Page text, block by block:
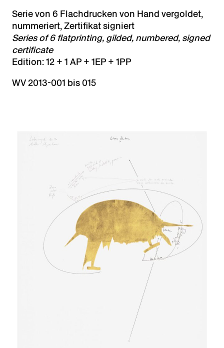
Serie von 6 Flachdrucken von Hand vergoldet,
nummeriert, Zertifikat signiert
Series of 6 flatprinting, gilded, numbered, signed
certificate
Edition: 12 + 1 AP + 1EP + 1PP
WV 2013-001 bis 015